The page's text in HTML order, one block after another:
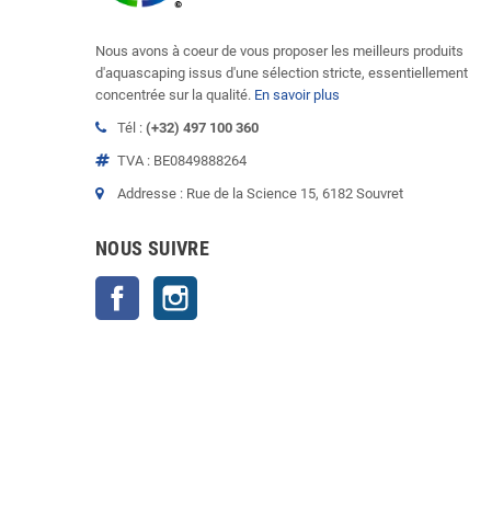
Nous avons à coeur de vous proposer les meilleurs produits
d'aquascaping issus d'une sélection stricte, essentiellement
concentrée sur la qualité. En savoir plus
Tél : (+32) 497 100 360
TVA : BE0849888264
Addresse : Rue de la Science 15, 6182 Souvret
NOUS SUIVRE
Facebook